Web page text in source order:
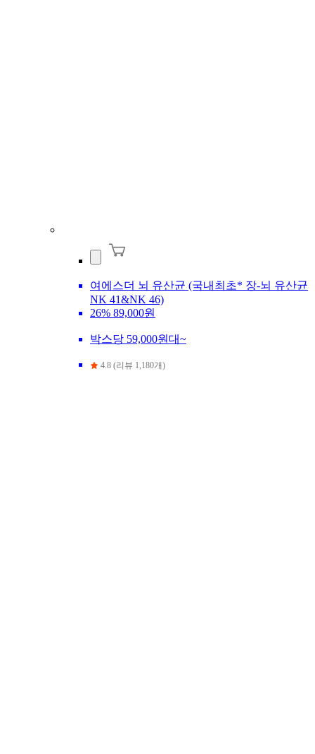
여에스더 뇌 유산균 (국내최초* 장-뇌 유산균
NK 41&NK 46)
26% 89,000원
박스당 59,000원대~
4.8 (리뷰 1,180개)